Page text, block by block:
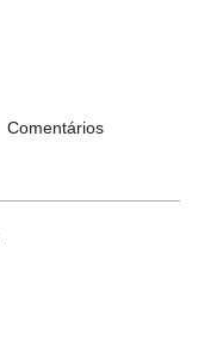
Comentários